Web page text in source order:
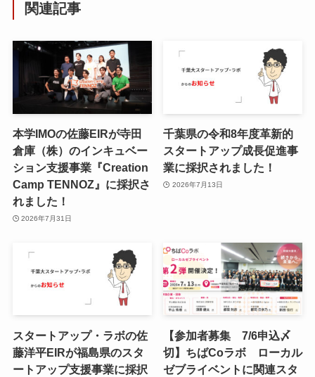
関連記事
本学IMOの佐藤EIRが寺田
倉庫（株）のインキュベー
ション支援事業『Creation
Camp TENNOZ』に採択さ
れました！
2026年7月31日
千葉県の令和8年度⾰新的
スタートアップ成⻑促進事
業に採択されました！
2026年7月13日
スタートアップ・ラボの佐
藤洋平EIRが福島県のスタ
ートアップ支援事業に採択
【参加者募集 7/6申込〆
切】ちばCoラボ ローカル
ゼブライベントに関連スタ